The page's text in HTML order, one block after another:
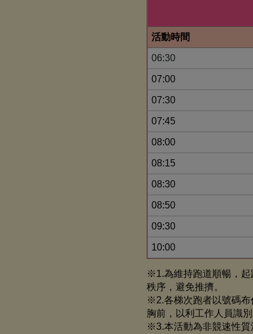
活動時間
06:30
07:00
07:30
07:45
08:00
08:15
08:30
08:50
09:30
10:00
※1.為維持跑道順暢，起
秩序，避免推擠。
※2.各梯次跑者以號碼布
胸前，以利工作人員識
※3.本活動為非競速性質